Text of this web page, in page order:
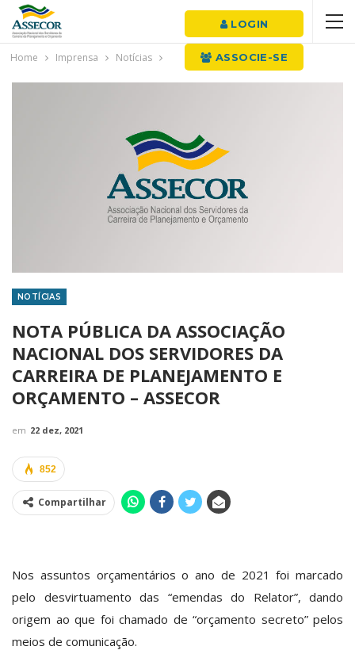
LOGIN
ASSOCIE-SE
Home Imprensa Notícias
NOTÍCIAS
NOTA PÚBLICA DA ASSOCIAÇÃO
NACIONAL DOS SERVIDORES DA
CARREIRA DE PLANEJAMENTO E
ORÇAMENTO – ASSECOR
em 22 dez, 2021
852
Compartilhar
Nos assuntos orçamentários o ano de 2021 foi marcado
pelo desvirtuamento das “emendas do Relator”, dando
origem ao que foi chamado de “orçamento secreto” pelos
meios de comunicação.